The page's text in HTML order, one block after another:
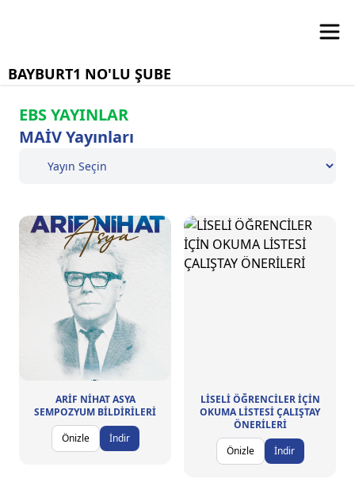
BAYBURT1 NO'LU ŞUBE
EBS YAYINLAR
MAİV Yayınları
ARİF NİHAT ASYA
SEMPOZYUM BİLDİRİLERİ
Önizle
İndir
LİSELİ ÖĞRENCİLER İÇİN
OKUMA LİSTESİ ÇALIŞTAY
ÖNERİLERİ
Önizle
İndir